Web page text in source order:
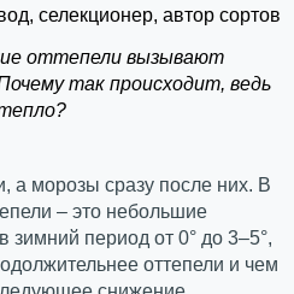
селекционер, автор сортов
оттепели вызывают
так происходит, ведь
а морозы сразу после них. В
– это небольшие
период от 0° до 3–5°,
оттепели и чем